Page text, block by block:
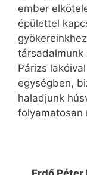
ember
épülettel
társadalmunk
Párizs
egységben,
haladjunk
folyamatosan